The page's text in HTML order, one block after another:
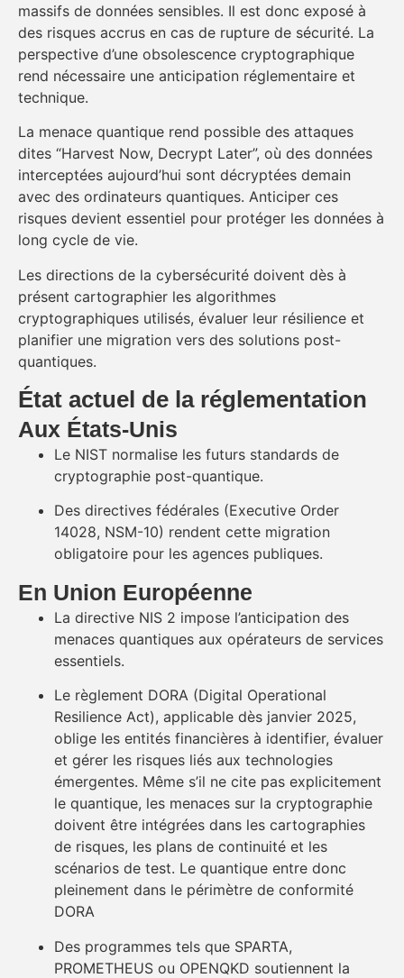
massifs de données sensibles. Il est donc exposé à
des risques accrus en cas de rupture de sécurité. La
perspective d’une obsolescence cryptographique
rend nécessaire une anticipation réglementaire et
technique.
La menace quantique rend possible des attaques
dites “Harvest Now, Decrypt Later”, où des données
interceptées aujourd’hui sont décryptées demain
avec des ordinateurs quantiques. Anticiper ces
risques devient essentiel pour protéger les données à
long cycle de vie.
Les directions de la cybersécurité doivent dès à
présent cartographier les algorithmes
cryptographiques utilisés, évaluer leur résilience et
planifier une migration vers des solutions post-
quantiques.
État actuel de la réglementation
Aux États-Unis
Le NIST normalise les futurs standards de
cryptographie post-quantique.
Des directives fédérales (Executive Order
14028, NSM-10) rendent cette migration
obligatoire pour les agences publiques.
En Union Européenne
La directive NIS 2 impose l’anticipation des
menaces quantiques aux opérateurs de services
essentiels.
Le règlement DORA (Digital Operational
Resilience Act), applicable dès janvier 2025,
oblige les entités financières à identifier, évaluer
et gérer les risques liés aux technologies
émergentes. Même s’il ne cite pas explicitement
le quantique, les menaces sur la cryptographie
doivent être intégrées dans les cartographies
de risques, les plans de continuité et les
scénarios de test. Le quantique entre donc
pleinement dans le périmètre de conformité
DORA
Des programmes tels que SPARTA,
PROMETHEUS ou OPENQKD soutiennent la